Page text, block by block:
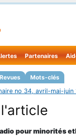
Revues Mots-clés
Partenaires
no 34, avril-mai-juin
pour minorités